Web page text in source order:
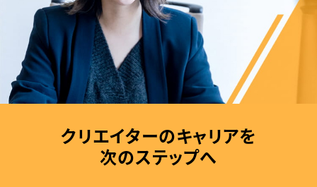
RECRUIT
クリエイター求人を探す
CREATIVE JOB求人検索
特集求人
採用説明会
転職支援サービス
CONTENTS
スキルアップしたい！
スキルアップしたい！ トップ
TOP Creator’s コラム
クリエイターのキャリアを
次のステップへ